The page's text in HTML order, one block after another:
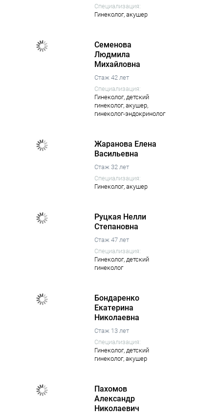
Специализация:
Гинеколог, акушер
Семенова
Людмила
Михайловна
Стаж 42 лет
Специализация:
Гинеколог, детский
гинеколог, акушер,
гинеколог-эндокринолог
Жаранова Елена
Васильевна
Стаж 32 лет
Специализация:
Гинеколог, акушер
Руцкая Нелли
Степановна
Стаж 47 лет
Специализация:
Гинеколог, детский
гинеколог
Бондаренко
Екатерина
Николаевна
Стаж 13 лет
Специализация:
Гинеколог, детский
гинеколог, акушер
Пахомов
Александр
Николаевич